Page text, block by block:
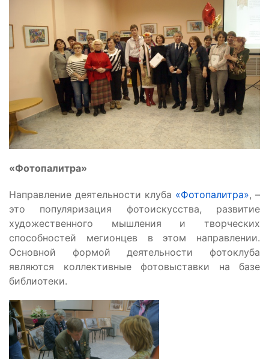
«Фотопалитра»
Направление деятельности клуба «Фотопалитра», –
это популяризация фотоискусства, развитие
художественного мышления и творческих
способностей мегионцев в этом направлении.
Основной формой деятельности фотоклуба
являются коллективные фотовыставки на базе
библиотеки.